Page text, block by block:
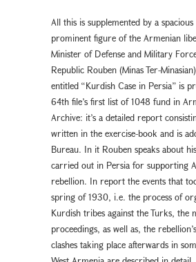
All this is supplemented by a
prominent figure of the Armenian
Minister of Defense and Military
Republic Rouben (Minas Ter-
entitled “Kurdish Case in Persia” is
64th file’s first list of 1048 fund in
Archive: it’s a detailed report
written in the exercise-book and is
Bureau. In it Rouben speaks about
carried out in Persia for supporting
rebellion. In report the events that
spring of 1930, i.e. the process of
Kurdish tribes against the Turks, the
proceedings, as well as, the
clashes taking place afterwards in